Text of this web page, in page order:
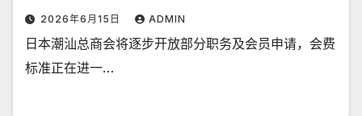
2026年6月15日 ADMIN
日本潮汕总商会将逐步开放部分职务及会员申请，会费
标准正在进一…